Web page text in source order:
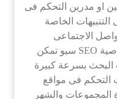
او مدرين التحكم فى
التنبيهات الخاصة
الاجتماعى
التصويت على الفيديوهات للزوار خاصية SEO سيو تمكن
بسرعة كبيرة
فى مواقع
المجموعات والشهر